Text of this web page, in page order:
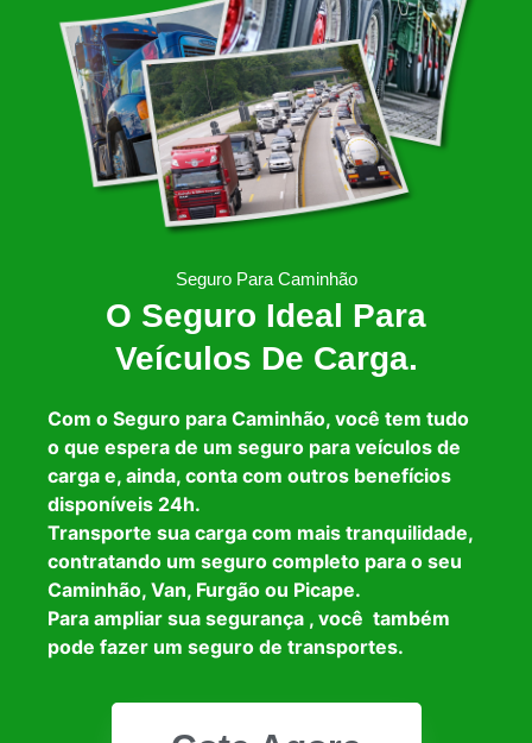
Seguro Para Caminhão
O Seguro Ideal Para
Veículos De Carga.
Com o Seguro para Caminhão, você tem tudo
o que espera de um seguro para veículos de
carga e, ainda, conta com outros benefícios
disponíveis 24h.
Transporte sua carga com mais tranquilidade,
contratando um seguro completo para o seu
Caminhão, Van, Furgão ou Picape.
Para ampliar sua segurança , você também
pode fazer um seguro de transportes.